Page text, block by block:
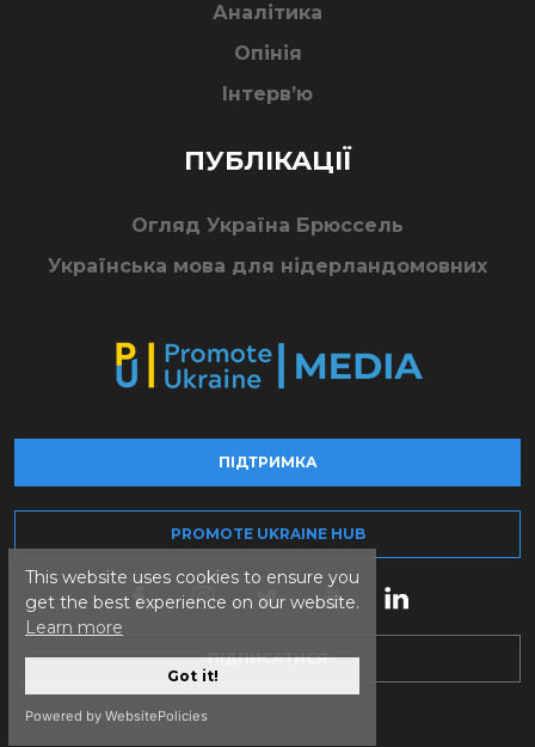
This website uses cookies to ensure you
get the best experience on our website.
Learn more
Got it!
Powered by WebsitePolicies
Аналітика
Опінія
Інтерв’ю
ПУБЛІКАЦІЇ
Огляд Україна Брюссель
Українська мова для нідерландомовних
ПІДТРИМКА
PROMOTE UKRAINE HUB
ПІДПИСАТИСЯ